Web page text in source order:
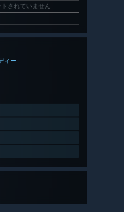
トされていません
ィー